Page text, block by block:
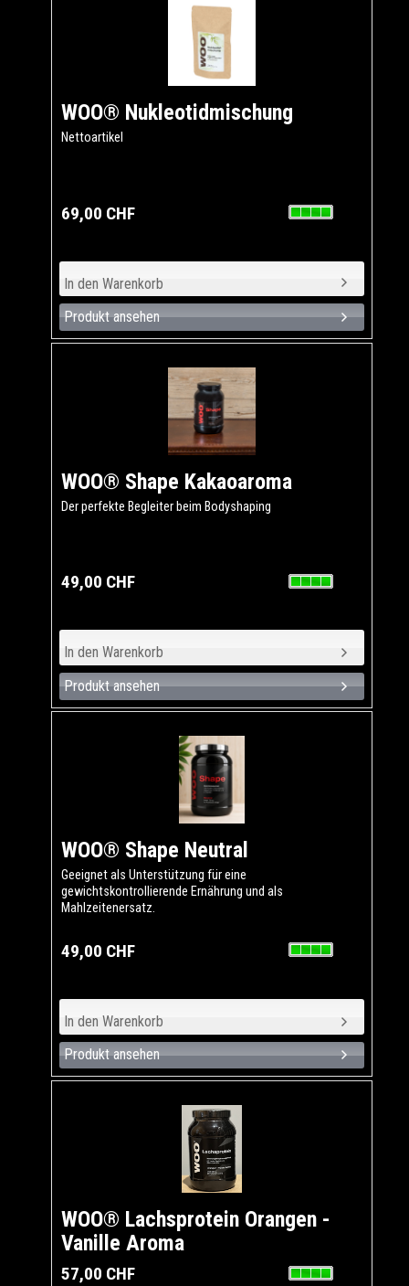
WOO® Nukleotidmischung
Nettoartikel
69,00 CHF
Produkt ansehen
WOO® Shape Kakaoaroma
Der perfekte Begleiter beim Bodyshaping
49,00 CHF
Produkt ansehen
WOO® Shape Neutral
Geeignet als Unterstützung für eine
gewichtskontrollierende Ernährung und als
Mahlzeitenersatz.
49,00 CHF
Produkt ansehen
WOO® Lachsprotein Orangen -
Vanille Aroma
57,00 CHF